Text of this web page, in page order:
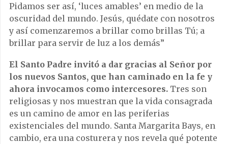
Pidamos ser así, ‘luces amables’ en medio de la
oscuridad del mundo. Jesús, quédate con nosotros
y así comenzaremos a brillar como brillas Tú; a
brillar para servir de luz a los demás”
El Santo Padre invitó a dar gracias al Señor por
los nuevos Santos, que han caminado en la fe y
ahora invocamos como intercesores. Tres son
religiosas y nos muestran que la vida consagrada
es un camino de amor en las periferias
existenciales del mundo. Santa Margarita Bays, en
cambio, era una costurera y nos revela qué potente